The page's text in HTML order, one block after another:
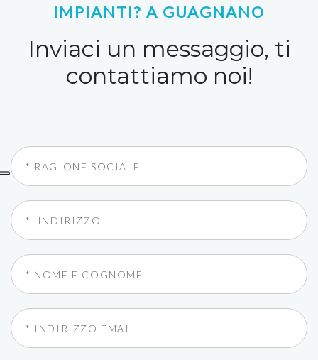
IMPIANTI? A GUAGNANO
Inviaci un messaggio, ti
contattiamo noi!